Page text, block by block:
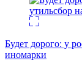
Будет дорого: у
иномарки